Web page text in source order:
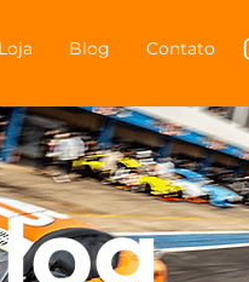
Loja Blog Contato